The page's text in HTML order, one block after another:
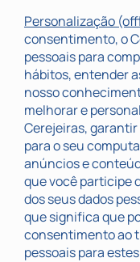
Personalização
consentimento, o
pessoais para
hábitos, entender
nosso
melhorar e
Cerejeiras,
para o seu
anúncios e
que você participe
dos seus dados
que significa que
consentimento ao
pessoais para